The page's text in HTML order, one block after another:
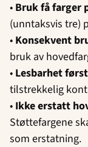
• Bruk få farger
(unntaksvis tre)
• Konsekvent
bruk av
• Lesbarhet
tilstrekkelig
• Ikke erstatt
Støttefargene
som erstatning.